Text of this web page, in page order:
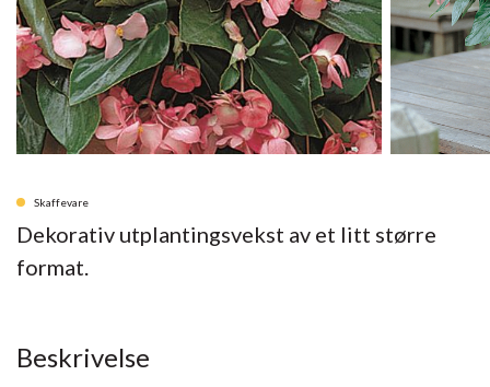
Skaffevare
Dekorativ utplantingsvekst av et litt større
format.
Beskrivelse